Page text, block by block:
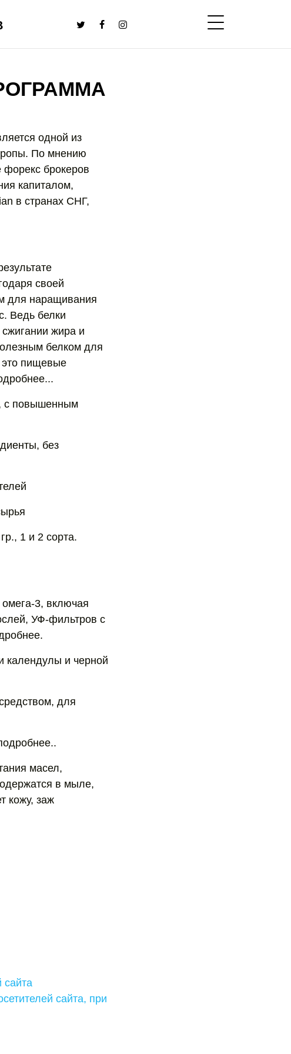
одной из
По мнению
форекс брокеров
капиталом,
в странах СНГ,
своей
для наращивания
Ведь белки
жира и
белком для
это пищевые
с повышенным
без
1 и 2 сорта.
3, включая
УФ-фильтров с
календулы и черной
для
масел,
в мыле,
кожу, заж
сайта
сайта, при